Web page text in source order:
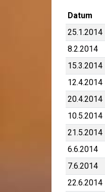
Datum
25.1.2014
8.2.2014
15.3.2014
12.4.2014
20.4.2014
10.5.2014
21.5.2014
6.6.2014
7.6.2014
22.6.2014